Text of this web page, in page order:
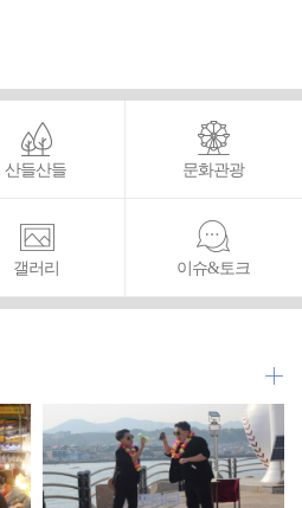
산들산들 문화관광
갤러리 이슈&토크